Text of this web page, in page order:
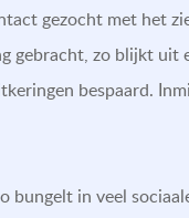
gezocht met het
zo blijkt uit
bespaard.
bungelt in veel